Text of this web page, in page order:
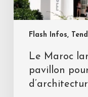
Flash Infos,
Le Maroc
pavillon